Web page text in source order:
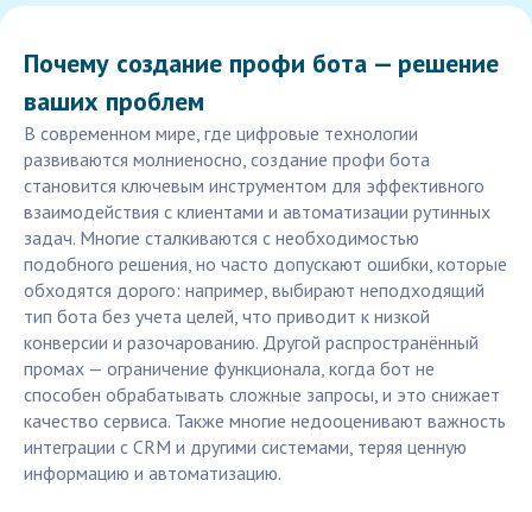
Почему создание профи бота — решение
ваших проблем
В современном мире, где цифровые технологии
развиваются молниеносно, создание профи бота
становится ключевым инструментом для эффективного
взаимодействия с клиентами и автоматизации рутинных
задач. Многие сталкиваются с необходимостью
подобного решения, но часто допускают ошибки, которые
обходятся дорого: например, выбирают неподходящий
тип бота без учета целей, что приводит к низкой
конверсии и разочарованию. Другой распространённый
промах — ограничение функционала, когда бот не
способен обрабатывать сложные запросы, и это снижает
качество сервиса. Также многие недооценивают важность
интеграции с CRM и другими системами, теряя ценную
информацию и автоматизацию.